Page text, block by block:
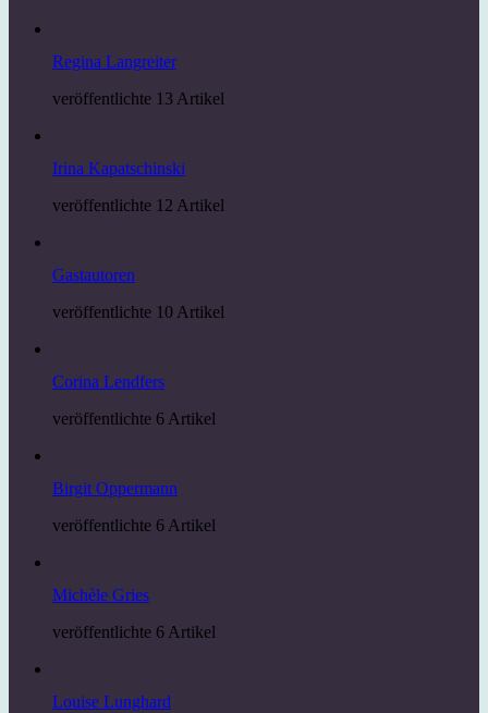
Regina Langreiter
veröffentlichte 13 Artikel
Irina Kapatschinski
veröffentlichte 12 Artikel
Gastautoren
veröffentlichte 10 Artikel
Corina Lendfers
veröffentlichte 6 Artikel
Birgit Oppermann
veröffentlichte 6 Artikel
Michèle Gries
veröffentlichte 6 Artikel
Louise Lunghard